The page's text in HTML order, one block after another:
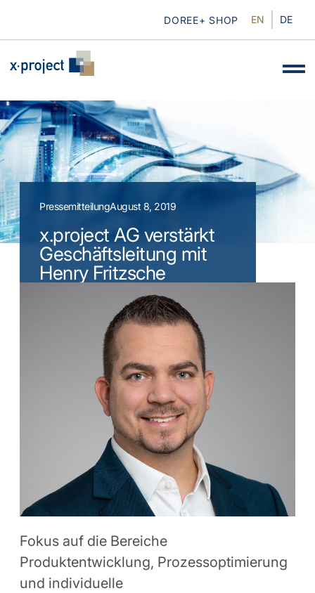
DOREE+ SHOP EN DE
PressemitteilungAugust 8, 2019
x.project AG verstärkt
Geschäftsleitung mit
Henry Fritzsche
Fokus auf die Bereiche
Produktentwicklung, Prozessoptimierung
und individuelle